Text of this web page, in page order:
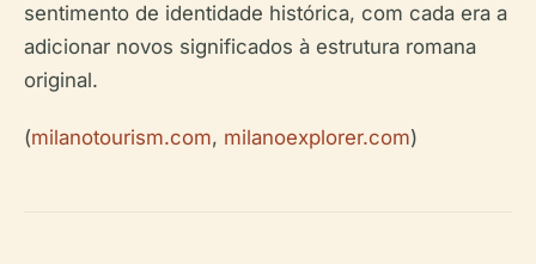
sentimento de identidade histórica, com cada era a
adicionar novos significados à estrutura romana
original.
(milanotourism.com, milanoexplorer.com)